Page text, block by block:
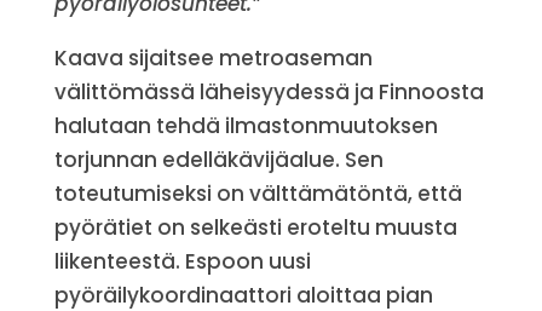
Kaava sijaitsee metroaseman
välittömässä läheisyydessä ja Finnoosta
halutaan tehdä ilmastonmuutoksen
torjunnan edelläkävijäalue. Sen
toteutumiseksi on välttämätöntä, että
pyörätiet on selkeästi eroteltu muusta
liikenteestä. Espoon uusi
pyöräilykoordinaattori aloittaa pian